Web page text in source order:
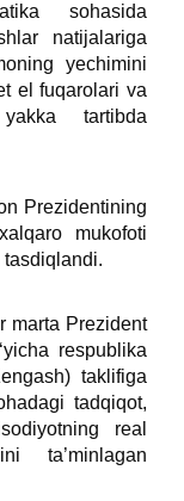
sohasida
natijalariga
yechimini
el fuqarolari va
tartibda
Prezidentining
mukofoti
tasdiqlandi.
marta Prezident
respublika
taklifiga
tadqiqot,
real
ta’minlagan